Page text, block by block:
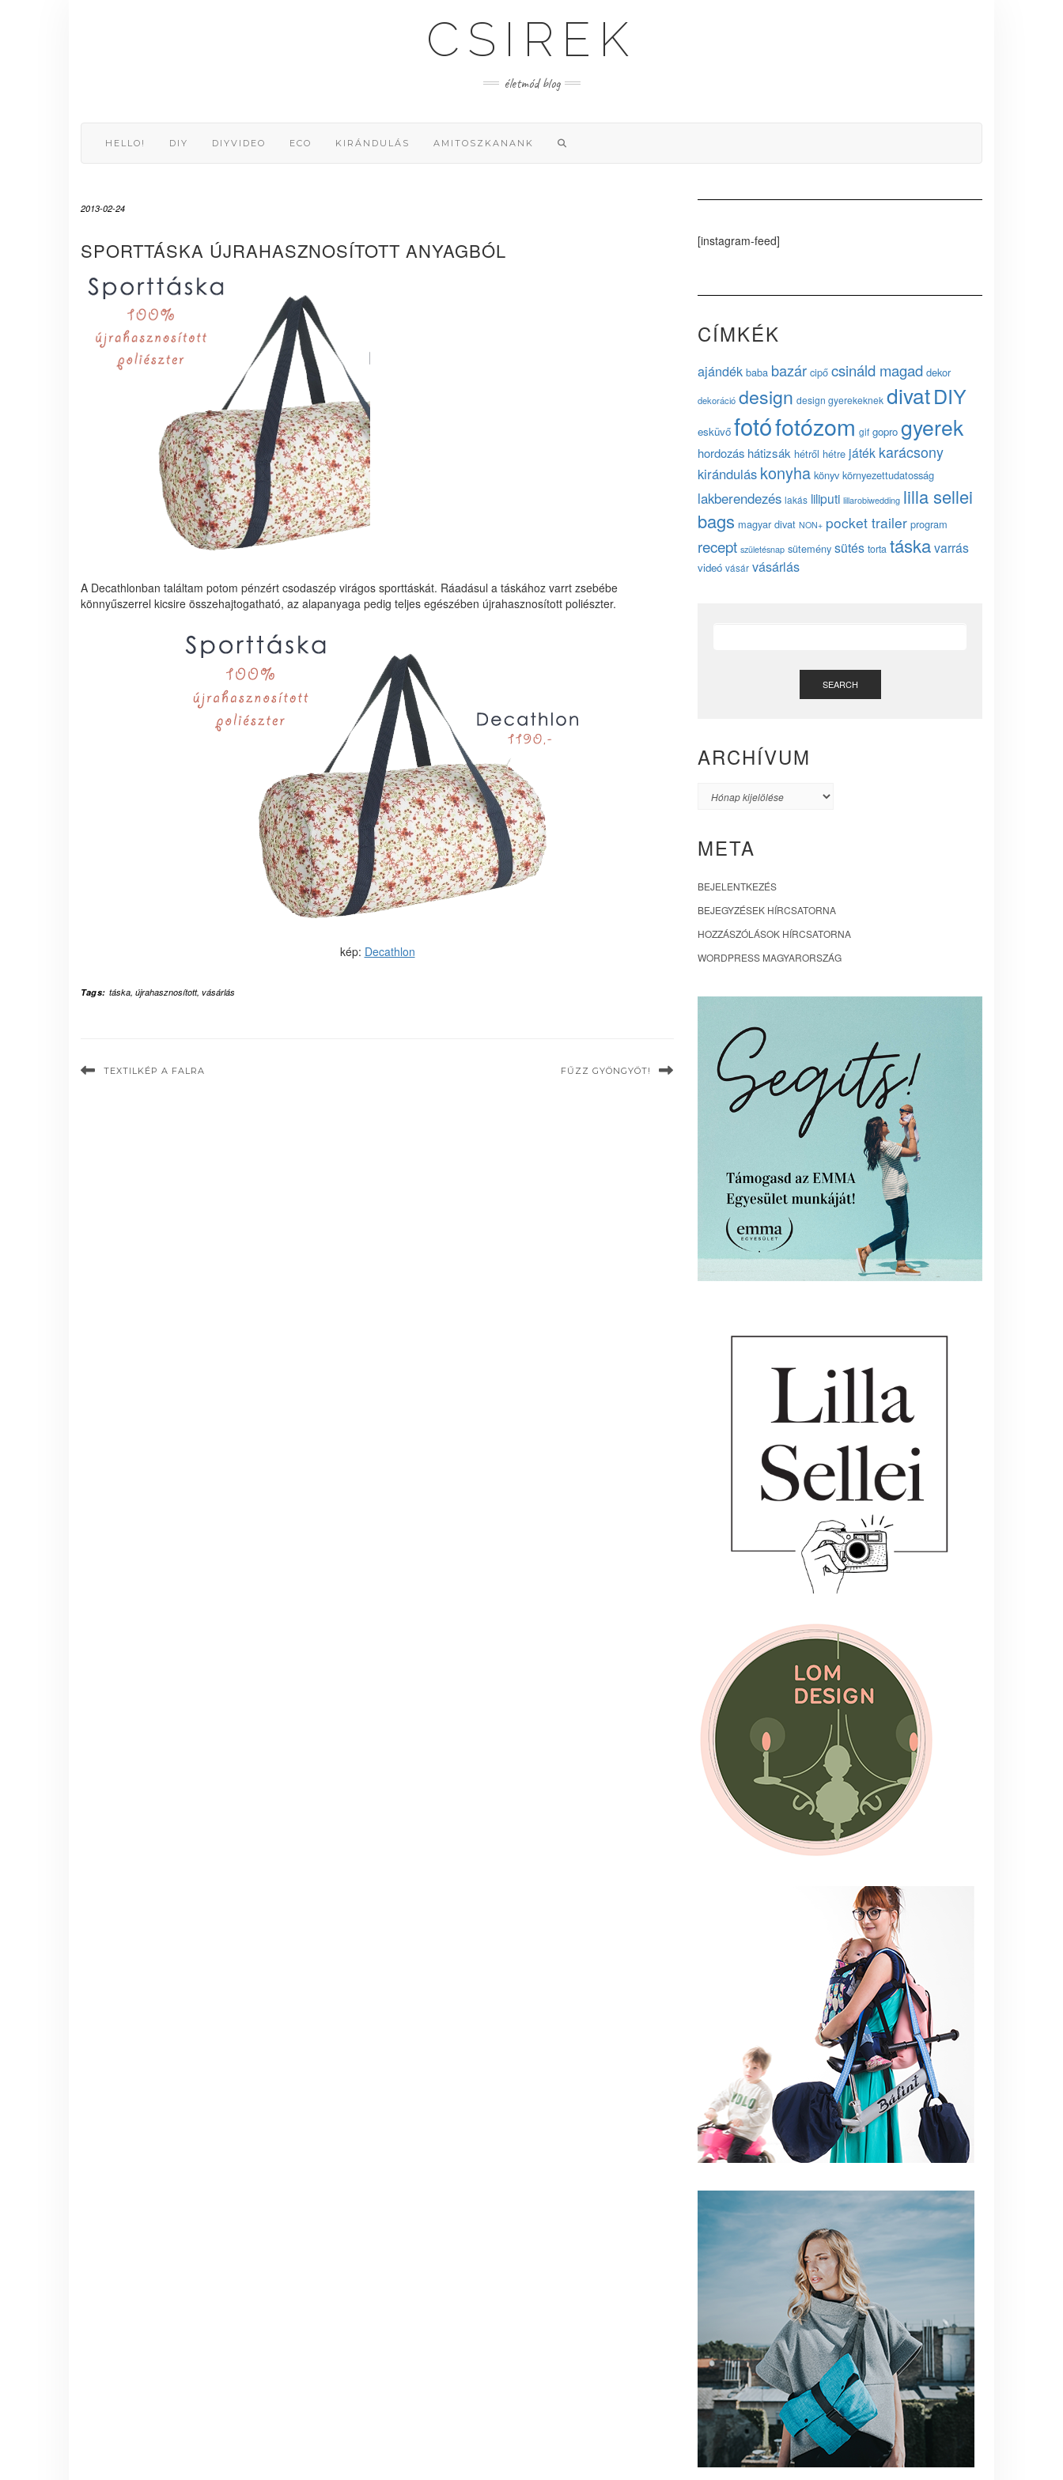
CSIREK
életmód blog
HELLO! DIY DIYVIDEO ECO KIRÁNDULÁS AMITOSZKANANK
2013-02-24
SPORTTÁSKA ÚJRAHASZNOSÍTOTT ANYAGBÓL
A Decathlonban találtam potom pénzért csodaszép virágos sporttáskát. Ráadásul a táskához varrt zsebébe
könnyűszerrel kicsire összehajtogatható, az alapanyaga pedig teljes egészében újrahasznosított poliészter.
kép: Decathlon
Tags: táska, újrahasznosított, vásárlás
TEXTILKÉP A FALRA FŰZZ GYÖNGYÖT!
[instagram-feed]
CÍMKÉK
ajándék baba bazár cipő csináld magad dekor
dekoráció design design gyerekeknek divatDIY
esküvő fotófotózom gif gopro gyerek
hordozás hátizsák hétről hétre játék karácsony
kirándulás konyha könyv környezettudatosság
lakberendezés lakás liliputi lillarobiwedding lilla sellei
bags magyar divat NON+ pocket trailer program
recept születésnap sütemény sütés torta táskavarrás
videó vásár vásárlás
SEARCH
ARCHÍVUM
Archívum
META
BEJELENTKEZÉS
BEJEGYZÉSEK HÍRCSATORNA
HOZZÁSZÓLÁSOK HÍRCSATORNA
WORDPRESS MAGYARORSZÁG